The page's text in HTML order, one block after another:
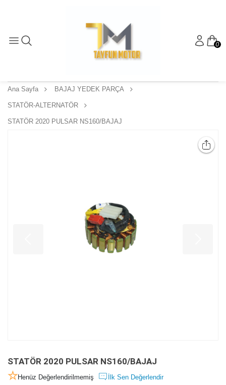
0
Ana Sayfa BAJAJ YEDEK PARÇA
STATÖR-ALTERNATÖR
STATÖR 2020 PULSAR NS160/BAJAJ
STATÖR 2020 PULSAR NS160/BAJAJ
Henüz Değerlendirilmemiş İlk Sen Değerlendir